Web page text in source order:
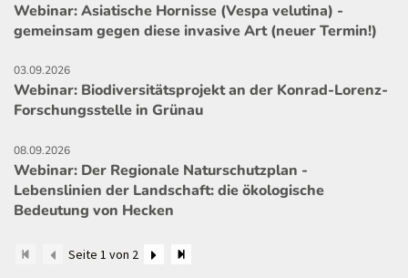
Webinar: Asiatische Hornisse (Vespa velutina) -
gemeinsam gegen diese invasive Art (neuer Termin!)
03.09.2026
Webinar: Biodiversitätsprojekt an der Konrad-Lorenz-
Forschungsstelle in Grünau
08.09.2026
Webinar: Der Regionale Naturschutzplan -
Lebenslinien der Landschaft: die ökologische
Bedeutung von Hecken
Seite 1 von 2